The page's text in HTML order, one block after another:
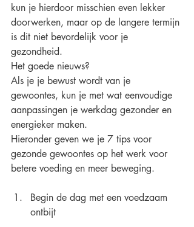
kun je hierdoor misschien even lekker
doorwerken, maar op de langere termijn
is dit niet bevordelijk voor je
gezondheid.
Het goede nieuws?
Als je je bewust wordt van je
gewoontes, kun je met wat eenvoudige
aanpassingen je werkdag gezonder en
energieker maken.
Hieronder geven we je 7 tips voor
gezonde gewoontes op het werk voor
betere voeding en meer beweging.
Begin de dag met een voedzaam
ontbijt